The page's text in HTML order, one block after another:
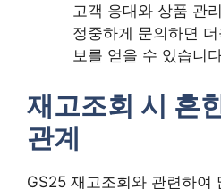
고객 응대와 상품 관
정중하게 문의하면
보를 얻을 수 있습니
재고조회 시 흔
관계
GS25 재고조회와 관련하여